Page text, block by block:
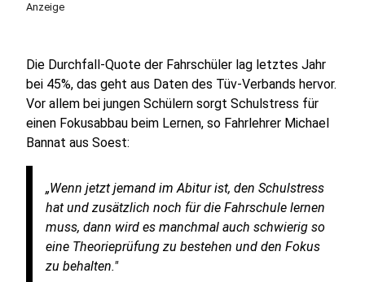
Anzeige
Die Durchfall-Quote der Fahrschüler lag letztes Jahr
bei 45%, das geht aus Daten des Tüv-Verbands hervor.
Vor allem bei jungen Schülern sorgt Schulstress für
einen Fokusabbau beim Lernen, so Fahrlehrer Michael
Bannat aus Soest:
„Wenn jetzt jemand im Abitur ist, den Schulstress
hat und zusätzlich noch für die Fahrschule lernen
muss, dann wird es manchmal auch schwierig so
eine Theorieprüfung zu bestehen und den Fokus
zu behalten."